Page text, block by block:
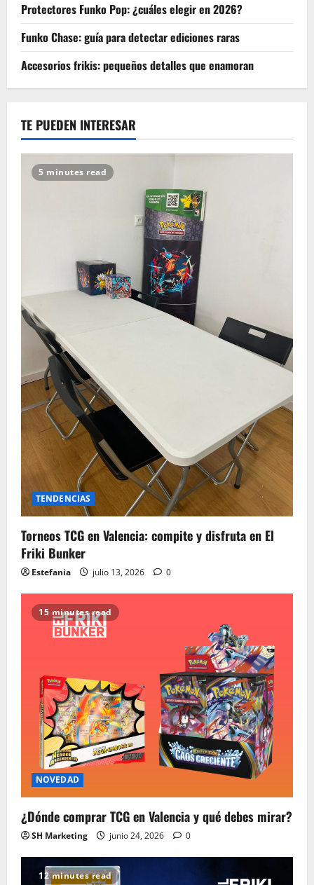
Protectores Funko Pop: ¿cuáles elegir en 2026?
Funko Chase: guía para detectar ediciones raras
Accesorios frikis: pequeños detalles que enamoran
TE PUEDEN INTERESAR
5 minutes read
TENDENCIAS
Torneos TCG en Valencia: compite y disfruta en El
Friki Bunker
Estefania julio 13, 2026 0
15 minutes read
NOVEDAD
¿Dónde comprar TCG en Valencia y qué debes mirar?
SH Marketing junio 24, 2026 0
12 minutes read